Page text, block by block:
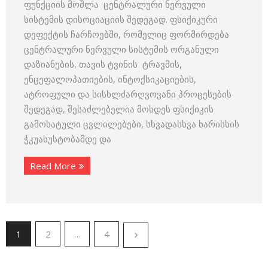
ფუნქციის მოშლა ცენტრალური ნერვული
სისტემის დისოციაციის შედეგად. ფსიქიკური
დეფექტის ჩარჩოებში, რომელიც ფორმირდება
ცენტრალური ნერვული სისტემის ორგანული
დაზიანების, თავის ტვინის ტრავმის,
ენცეფალოპათიების, ინტოქსიკაციების,
ატროფული და სისხლძარღვოვანი პროცესების
შედეგად, შესაძლებელია მოხდეს ფსიქიკის
გამოხატული ცვლილებები, სხვადასხვა ხარისხის
ჭკუასუსტობამდე და
Read More
1 2 … 4